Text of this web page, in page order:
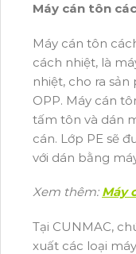
Máy cán tôn
Máy cán tôn
cách nhiệt, là
nhiệt, cho ra
OPP. Máy cán
tấm tôn và dán
cán. Lớp PE sẽ
với dán bằng
Xem thêm: Máy
Tại CUNMAC,
xuất các loại